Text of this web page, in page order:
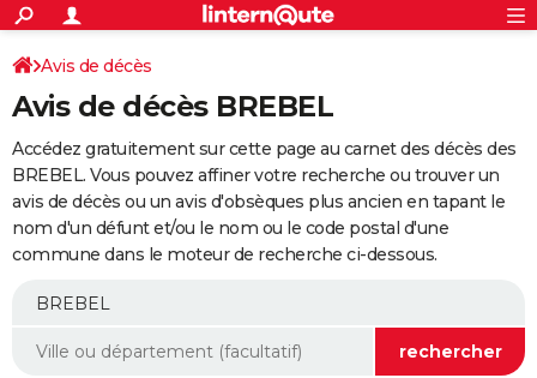
ACTUALITÉS
Politique
Société
Faits Divers
Education
Monde
Villes
+
SPORT
Coupe du monde 2026
Football
Tennis
Cyclisme
Rugby
Forum
Programme TV
TNT
Streaming
Cinéma
Sorties cinéma
Musique
+
FINANCE
Retraite
Epargne
Immobilier
Risques naturels par ville
Banque
Assurance
AUTO
Essais
Réserver un essai
Citadines
Berlines
SUV
Forum auto
+
Mobiles
Meilleur smartphone
Internet
Ordinateurs
Jeux vidéo
Guide high-tech
Aménagement intérieur
Avis de décès
Avis de décès BREBEL
Accédez gratuitement sur cette page au carnet des décès des
BREBEL. Vous pouvez affiner votre recherche ou trouver un
avis de décès ou un avis d'obsèques plus ancien en tapant le
nom d'un défunt et/ou le nom ou le code postal d'une
commune dans le moteur de recherche ci-dessous.